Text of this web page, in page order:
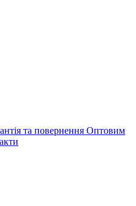
та повернення Оптовим